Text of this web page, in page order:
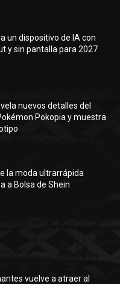
un dispositivo de IA con
y sin pantalla para 2027
nuevos detalles del
Pokopia y muestra
la moda ultrarrápida
a Bolsa de Shein
vuelve a atraer al